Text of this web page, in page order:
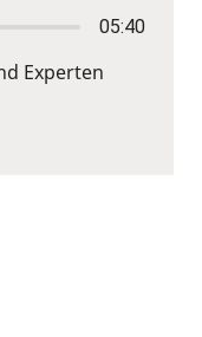
05:40
Experten